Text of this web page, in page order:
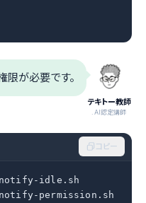
テキトー教師
.AI認定講師
限が必要です。
コピー
notify-idle.sh
permission.sh